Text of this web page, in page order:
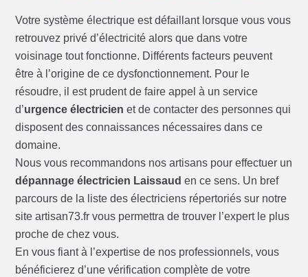
Votre système électrique est défaillant lorsque vous vous
retrouvez privé d’électricité alors que dans votre
voisinage tout fonctionne. Différents facteurs peuvent
être à l’origine de ce dysfonctionnement. Pour le
résoudre, il est prudent de faire appel à un service
d’urgence électricien et de contacter des personnes qui
disposent des connaissances nécessaires dans ce
domaine.
Nous vous recommandons nos artisans pour effectuer un
dépannage électricien Laissaud en ce sens. Un bref
parcours de la liste des électriciens répertoriés sur notre
site artisan73.fr vous permettra de trouver l’expert le plus
proche de chez vous.
En vous fiant à l’expertise de nos professionnels, vous
bénéficierez d’une vérification complète de votre